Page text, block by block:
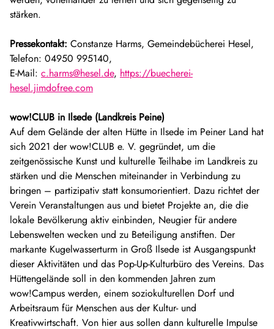
stärken.
Pressekontakt: Constanze Harms, Gemeindebücherei Hesel,
Telefon: 04950 995140,
E-Mail: c.harms@hesel.de, https://buecherei-
hesel.jimdofree.com
wow!CLUB in Ilsede (Landkreis Peine)
Auf dem Gelände der alten Hütte in Ilsede im Peiner Land hat
sich 2021 der wow!CLUB e. V. gegründet, um die
zeitgenössische Kunst und kulturelle Teilhabe im Landkreis zu
stärken und die Menschen miteinander in Verbindung zu
bringen – partizipativ statt konsumorientiert. Dazu richtet der
Verein Veranstaltungen aus und bietet Projekte an, die die
lokale Bevölkerung aktiv einbinden, Neugier für andere
Lebenswelten wecken und zu Beteiligung anstiften. Der
markante Kugelwasserturm in Groß Ilsede ist Ausgangspunkt
dieser Aktivitäten und das Pop-Up-Kulturbüro des Vereins. Das
Hüttengelände soll in den kommenden Jahren zum
wow!Campus werden, einem soziokulturellen Dorf und
Arbeitsraum für Menschen aus der Kultur- und
Kreativwirtschaft. Von hier aus sollen dann kulturelle Impulse